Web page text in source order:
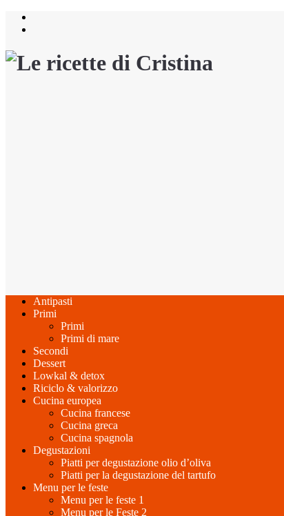
Salta
Antipasti
Primi
Primi
Primi di mare
Secondi
Dessert
Lowkal & detox
Riciclo & valorizzo
Cucina europea
Cucina francese
Cucina greca
Cucina spagnola
Degustazioni
Piatti per degustazione olio d’oliva
Piatti per la degustazione del tartufo
Menu per le feste
Menu per le feste 1
Menu per le Feste 2